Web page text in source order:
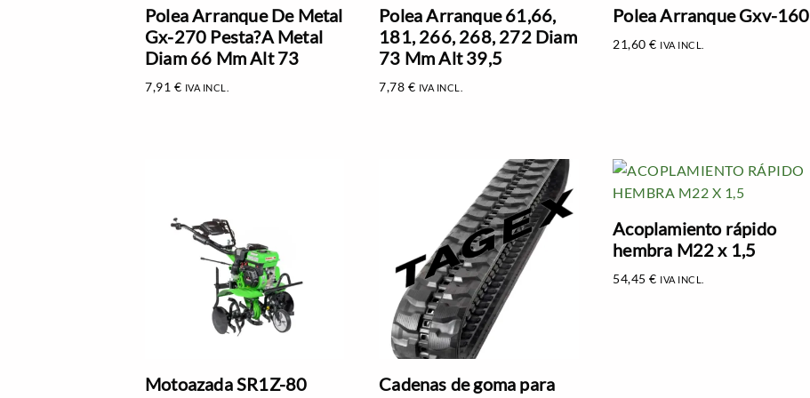
Polea Arranque De Metal
Gx-270 Pesta?A Metal
Diam 66 Mm Alt 73
7,91 € IVA INCL.
Polea Arranque 61,66,
181, 266, 268, 272 Diam
73 Mm Alt 39,5
7,78 € IVA INCL.
Polea Arranque Gxv-160
21,60€ IVA INCL.
Motoazada SR1Z-80
Cadenas de goma para
Acoplamiento rápido
hembra M22 x 1,5
54,45€ IVA INCL.